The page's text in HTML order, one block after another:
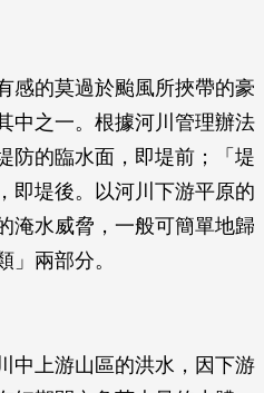
感的莫過於颱風所挾帶的豪
中之一。根據河川管理辦法
防的臨水面，即堤前；「堤
即堤後。以河川下游平原的
淹水威脅，一般可簡單地歸
」兩部分。
中上游山區的洪水，因下游